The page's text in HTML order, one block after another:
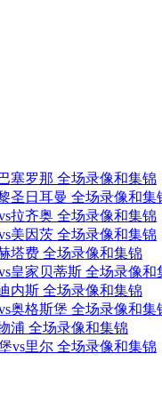
塞罗那 全场录像和集锦
圣日耳曼 全场录像和集
拉齐奥 全场录像和集锦
美因茨 全场录像和集锦
塔费 全场录像和集锦
皇家贝蒂斯 全场录像和
内斯 全场录像和集锦
奥格斯堡 全场录像和集
浦 全场录像和集锦
vs里尔 全场录像和集锦